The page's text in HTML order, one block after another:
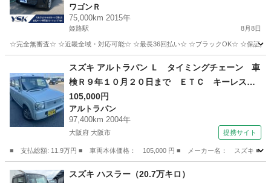
ワゴンＲ
75,000km 2015年
姫路駅 8月8日
☆完全無審査☆ ☆近畿全域・対応可能☆ ☆最長36回払い☆ ☆ブラックOK☆ ☆保証人
姫路駅 ワゴンＲ 車両
スズキ アルトラパン Ｌ タイミングチェーン 車
検Ｒ９年１０月２０日まで ＥＴＣ キーレス
純正１３インチアルミ オートエアコン （検9.1
0）
105,000円
アルトラパン
97,400km 2004年
大阪府 大阪市 提携サイト
■ 支払総額: 11.9万円 ■ 車両本体価格： 105,000 円 ■ メーカー名： スズキ ■
大阪 大阪市 アルトラパン
スズキ ハスラー（20.7万キロ）